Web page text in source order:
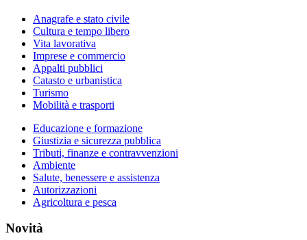
Anagrafe e stato civile
Cultura e tempo libero
Vita lavorativa
Imprese e commercio
Appalti pubblici
Catasto e urbanistica
Turismo
Mobilità e trasporti
Educazione e formazione
Giustizia e sicurezza pubblica
Tributi, finanze e contravvenzioni
Ambiente
Salute, benessere e assistenza
Autorizzazioni
Agricoltura e pesca
Novità